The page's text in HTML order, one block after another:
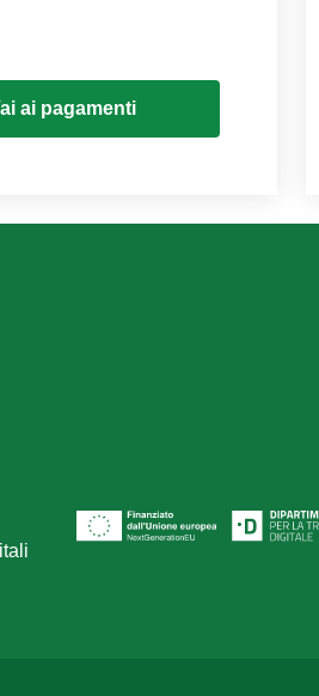
ai pagamenti